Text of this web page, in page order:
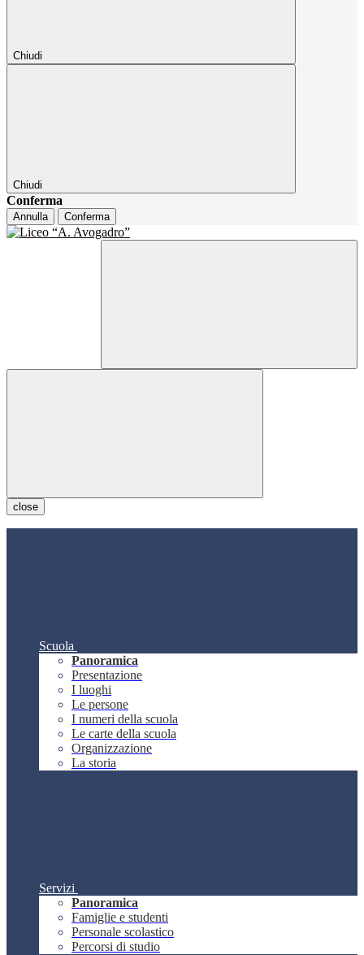
Chiudi
Chiudi
Conferma
Annulla Conferma
close
Scuola
Panoramica
Presentazione
I luoghi
Le persone
I numeri della scuola
Le carte della scuola
Organizzazione
La storia
Servizi
Panoramica
Famiglie e studenti
Personale scolastico
Percorsi di studio